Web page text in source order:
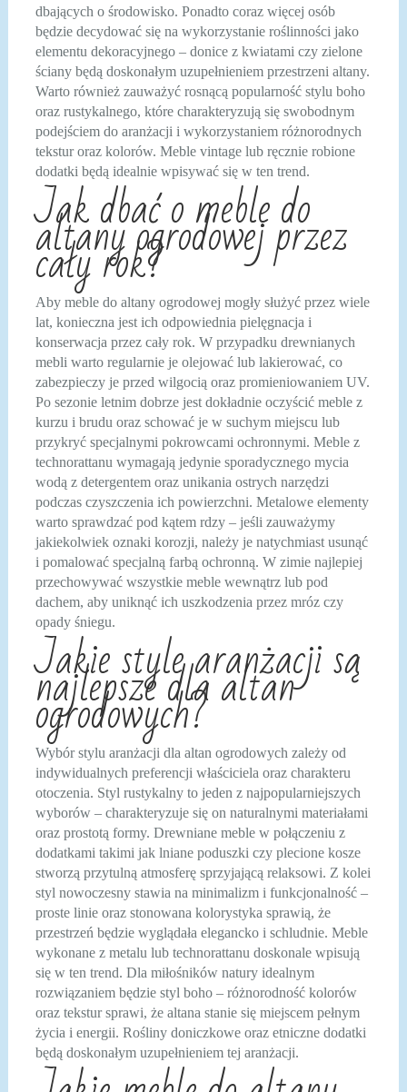
dbających o środowisko. Ponadto coraz więcej osób
będzie decydować się na wykorzystanie roślinności jako
elementu dekoracyjnego – donice z kwiatami czy zielone
ściany będą doskonałym uzupełnieniem przestrzeni altany.
Warto również zauważyć rosnącą popularność stylu boho
oraz rustykalnego, które charakteryzują się swobodnym
podejściem do aranżacji i wykorzystaniem różnorodnych
tekstur oraz kolorów. Meble vintage lub ręcznie robione
dodatki będą idealnie wpisywać się w ten trend.
Jak dbać o meble do
altany ogrodowej przez
cały rok?
Aby meble do altany ogrodowej mogły służyć przez wiele
lat, konieczna jest ich odpowiednia pielęgnacja i
konserwacja przez cały rok. W przypadku drewnianych
mebli warto regularnie je olejować lub lakierować, co
zabezpieczy je przed wilgocią oraz promieniowaniem UV.
Po sezonie letnim dobrze jest dokładnie oczyścić meble z
kurzu i brudu oraz schować je w suchym miejscu lub
przykryć specjalnymi pokrowcami ochronnymi. Meble z
technorattanu wymagają jedynie sporadycznego mycia
wodą z detergentem oraz unikania ostrych narzędzi
podczas czyszczenia ich powierzchni. Metalowe elementy
warto sprawdzać pod kątem rdzy – jeśli zauważymy
jakiekolwiek oznaki korozji, należy je natychmiast usunąć
i pomalować specjalną farbą ochronną. W zimie najlepiej
przechowywać wszystkie meble wewnątrz lub pod
dachem, aby uniknąć ich uszkodzenia przez mróz czy
opady śniegu.
Jakie style aranżacji są
najlepsze dla altan
ogrodowych?
Wybór stylu aranżacji dla altan ogrodowych zależy od
indywidualnych preferencji właściciela oraz charakteru
otoczenia. Styl rustykalny to jeden z najpopularniejszych
wyborów – charakteryzuje się on naturalnymi materiałami
oraz prostotą formy. Drewniane meble w połączeniu z
dodatkami takimi jak lniane poduszki czy plecione kosze
stworzą przytulną atmosferę sprzyjającą relaksowi. Z kolei
styl nowoczesny stawia na minimalizm i funkcjonalność –
proste linie oraz stonowana kolorystyka sprawią, że
przestrzeń będzie wyglądała elegancko i schludnie. Meble
wykonane z metalu lub technorattanu doskonale wpisują
się w ten trend. Dla miłośników natury idealnym
rozwiązaniem będzie styl boho – różnorodność kolorów
oraz tekstur sprawi, że altana stanie się miejscem pełnym
życia i energii. Rośliny doniczkowe oraz etniczne dodatki
będą doskonałym uzupełnieniem tej aranżacji.